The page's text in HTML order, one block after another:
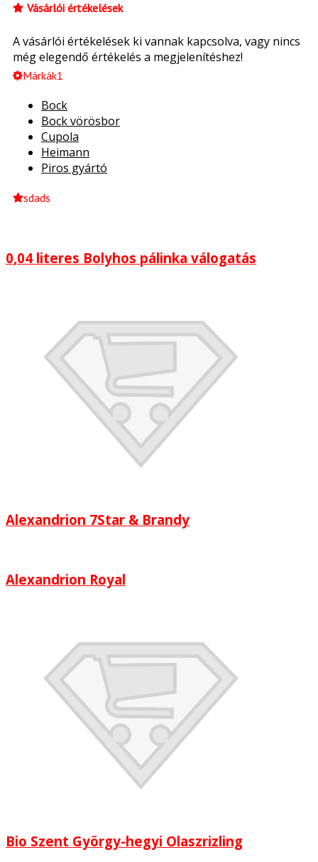
Vásárlói értékelések
A vásárlói értékelések ki vannak kapcsolva, vagy nincs
még elegendő értékelés a megjelenítéshez!
Márkák1
Bock
Bock vörösbor
Cupola
Heimann
Piros gyártó
sdads
0,04 literes Bolyhos pálinka válogatás
Alexandrion 7Star & Brandy
Alexandrion Royal
Bio Szent György-hegyi Olaszrizling